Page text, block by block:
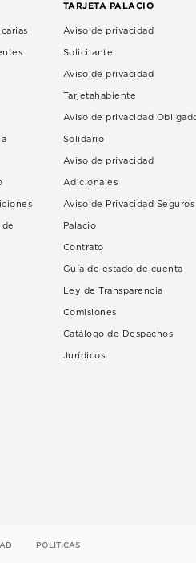
de
TARJETA PALACIO
Aviso de privacidad
Solicitante
Aviso de privacidad
Tarjetahabiente
Aviso de privacidad
Solidario
Aviso de privacidad
Adicionales
Aviso de Privacidad Seguros
Palacio
Contrato
Guía de estado de cuenta
Ley de Transparencia
Comisiones
Catálogo de Despachos
Jurídicos
POLITICAS